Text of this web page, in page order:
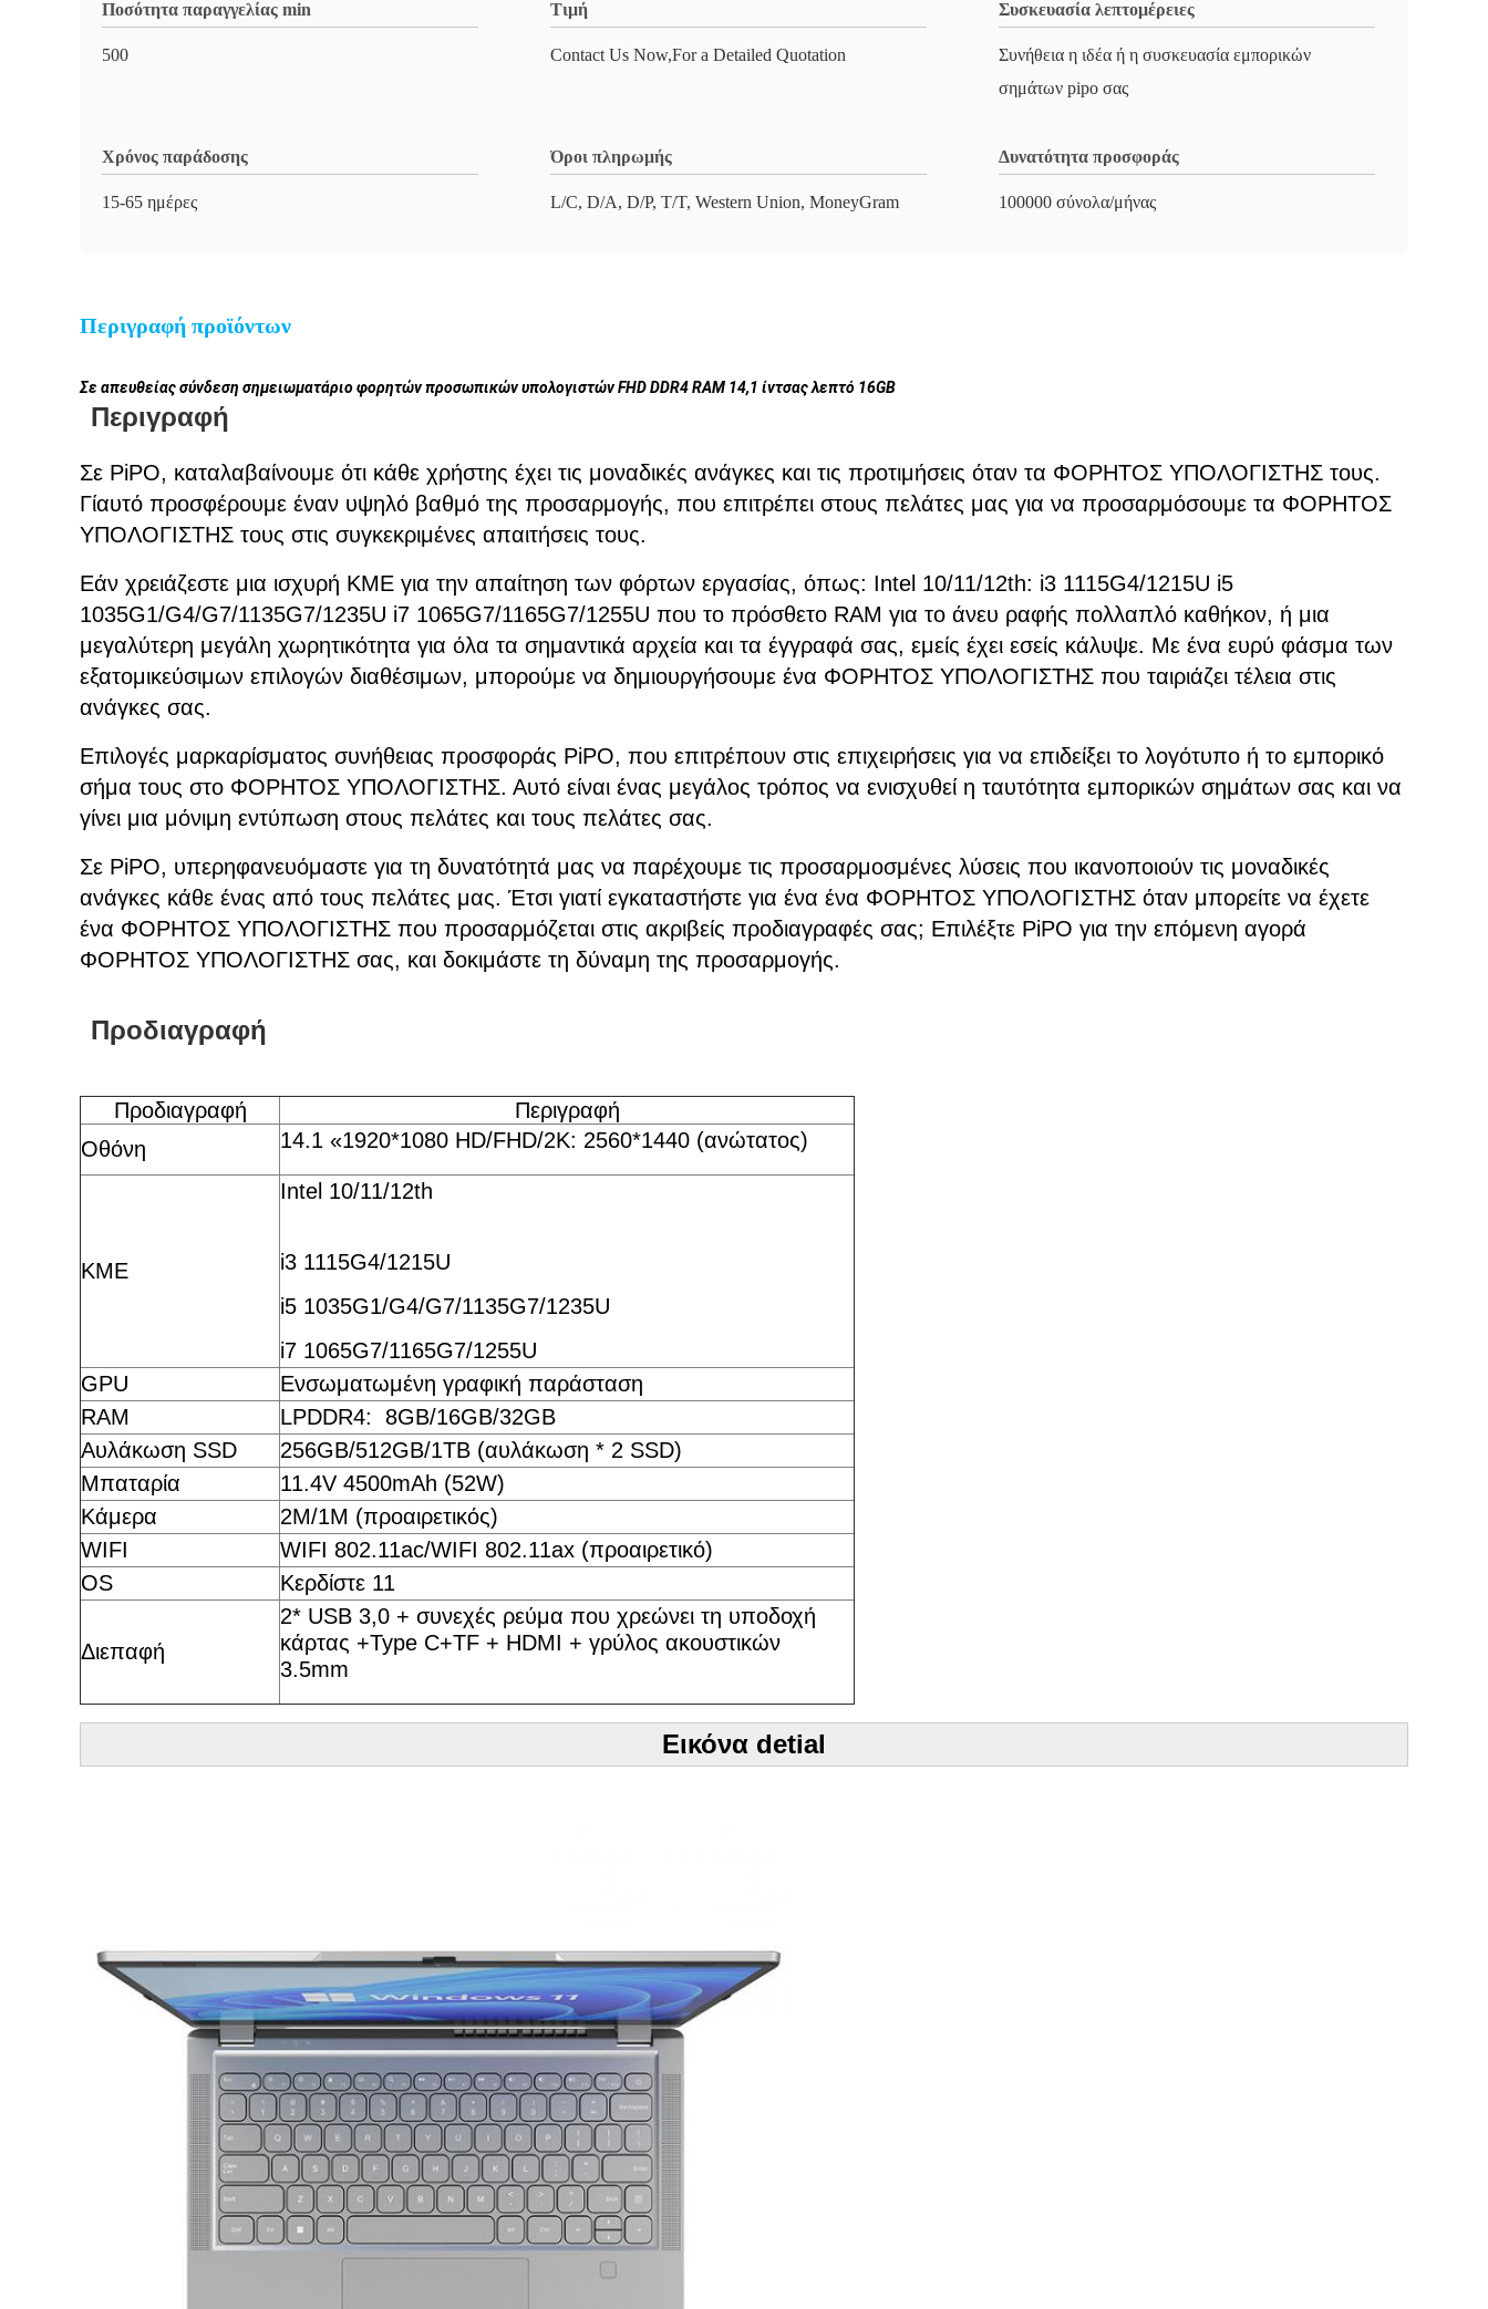
Ποσότητα παραγγελίας min
500
Τιμή
Contact Us Now,For a Detailed Quotation
Συσκευασία λεπτομέρειες
Συνήθεια η ιδέα ή η συσκευασία εμπορικών
σημάτων pipo σας
Χρόνος παράδοσης
15-65 ημέρες
Όροι πληρωμής
L/C, D/A, D/P, T/T, Western Union, MoneyGram
Δυνατότητα προσφοράς
100000 σύνολα/μήνας
Περιγραφή προϊόντων
Σε απευθείας σύνδεση σημειωματάριο φορητών προσωπικών υπολογιστών FHD DDR4 RAM 14,1 ίντσας λεπτό 16GB
Περιγραφή
Σε PiPO, καταλαβαίνουμε ότι κάθε χρήστης έχει τις μοναδικές ανάγκες και τις προτιμήσεις όταν τα ΦΟΡΗΤΟΣ ΥΠΟΛΟΓΙΣΤΗΣ τους.
Γίαυτό προσφέρουμε έναν υψηλό βαθμό της προσαρμογής, που επιτρέπει στους πελάτες μας για να προσαρμόσουμε τα ΦΟΡΗΤΟΣ
ΥΠΟΛΟΓΙΣΤΗΣ τους στις συγκεκριμένες απαιτήσεις τους.
Εάν χρειάζεστε μια ισχυρή ΚΜΕ για την απαίτηση των φόρτων εργασίας, όπως: Intel 10/11/12th: i3 1115G4/1215U i5
1035G1/G4/G7/1135G7/1235U i7 1065G7/1165G7/1255U που το πρόσθετο RAM για το άνευ ραφής πολλαπλό καθήκον, ή μια
μεγαλύτερη μεγάλη χωρητικότητα για όλα τα σημαντικά αρχεία και τα έγγραφά σας, εμείς έχει εσείς κάλυψε. Με ένα ευρύ φάσμα των
εξατομικεύσιμων επιλογών διαθέσιμων, μπορούμε να δημιουργήσουμε ένα ΦΟΡΗΤΟΣ ΥΠΟΛΟΓΙΣΤΗΣ που ταιριάζει τέλεια στις
ανάγκες σας.
Επιλογές μαρκαρίσματος συνήθειας προσφοράς PiPO, που επιτρέπουν στις επιχειρήσεις για να επιδείξει το λογότυπο ή το εμπορικό
σήμα τους στο ΦΟΡΗΤΟΣ ΥΠΟΛΟΓΙΣΤΗΣ. Αυτό είναι ένας μεγάλος τρόπος να ενισχυθεί η ταυτότητα εμπορικών σημάτων σας και να
γίνει μια μόνιμη εντύπωση στους πελάτες και τους πελάτες σας.
Σε PiPO, υπερηφανευόμαστε για τη δυνατότητά μας να παρέχουμε τις προσαρμοσμένες λύσεις που ικανοποιούν τις μοναδικές
ανάγκες κάθε ένας από τους πελάτες μας. Έτσι γιατί εγκαταστήστε για ένα ένα ΦΟΡΗΤΟΣ ΥΠΟΛΟΓΙΣΤΗΣ όταν μπορείτε να έχετε
ένα ΦΟΡΗΤΟΣ ΥΠΟΛΟΓΙΣΤΗΣ που προσαρμόζεται στις ακριβείς προδιαγραφές σας; Επιλέξτε PiPO για την επόμενη αγορά
ΦΟΡΗΤΟΣ ΥΠΟΛΟΓΙΣΤΗΣ σας, και δοκιμάστε τη δύναμη της προσαρμογής.
Προδιαγραφή
Προδιαγραφή
Περιγραφή
Οθόνη
14.1 «1920*1080 HD/FHD/2K: 2560*1440 (ανώτατος)
ΚΜΕ
Intel 10/11/12th
i3 1115G4/1215U
i5 1035G1/G4/G7/1135G7/1235U
i7 1065G7/1165G7/1255U
GPU
Ενσωματωμένη γραφική παράσταση
RAM
LPDDR4: 8GB/16GB/32GB
Αυλάκωση SSD
256GB/512GB/1TB (αυλάκωση * 2 SSD)
Μπαταρία
11.4V 4500mAh (52W)
Κάμερα
2M/1M (προαιρετικός)
WIFI
WIFI 802.11ac/WIFI 802.11ax (προαιρετικό)
OS
Κερδίστε 11
Διεπαφή
2* USB 3,0 + συνεχές ρεύμα που χρεώνει τη υποδοχή
κάρτας +Type C+TF + HDMI + γρύλος ακουστικών
3.5mm
Εικόνα detial